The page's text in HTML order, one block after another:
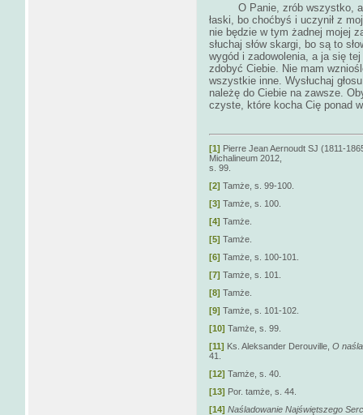
O Panie, zrób wszystko,
łaski, bo choćbyś i uczynił z
nie będzie w tym żadnej mojej
słuchaj słów skargi, bo są to
wygód i zadowolenia, a ja się
zdobyć Ciebie. Nie mam
wszystkie inne. Wysłuchaj
należę do Ciebie na zawsze.
czyste, które kocha Cię ponad
[1] Pierre Jean Aernoudt SJ (1811-
Michalineum 2012,
s. 99.
[2] Tamże, s. 99-100.
[3] Tamże, s. 100.
[4] Tamże.
[5] Tamże.
[6] Tamże, s. 100-101.
[7] Tamże, s. 101.
[8] Tamże.
[9] Tamże, s. 101-102.
[10] Tamże, s. 99.
[11] Ks. Aleksander Derouville, O
41.
[12] Tamże, s. 40.
[13] Por. tamże, s. 44.
[14] Naśladowanie Najświętszego